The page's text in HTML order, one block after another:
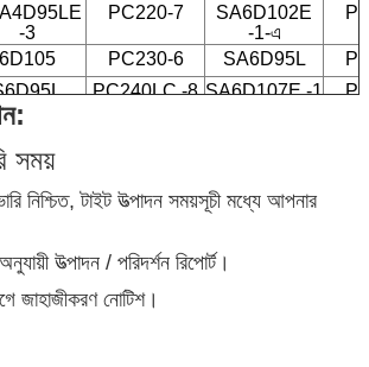
-3
PC220-7
SA6D102E
-1-এ
6D105 PC230-6 SA6D95L
PC240LC -8 SA6D107E -1
1
S6D105 PC300-2
সময়
নিশ্চিত, টাইট উত্পাদন সময়সূচী মধ্যে আপনার
উত্পাদন / পরিদর্শন রিপোর্ট।
জাহাজীকরণ নোটিশ।